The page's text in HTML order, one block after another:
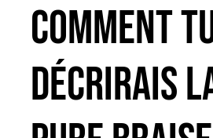
Comment
décrirais